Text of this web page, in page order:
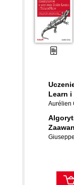
Learn i
Aurélien